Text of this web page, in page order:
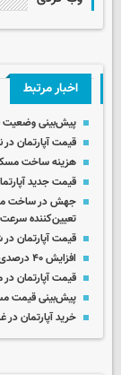
اخبار مرتبط
پیش‌بینی وضعیت
قیمت آپارتمان در
هزینه ساخت مسکن به متری ۶۰
قیمت جدید آپارتمان در
تعیین‌کننده
قیمت آپارتمان در شرق
افزایش ۴۰ درصدی قیمت ویلا در شمال + جدول
قیمت آپارتمان در
پیش‌بینی قیمت
خرید آپارتمان در غرب